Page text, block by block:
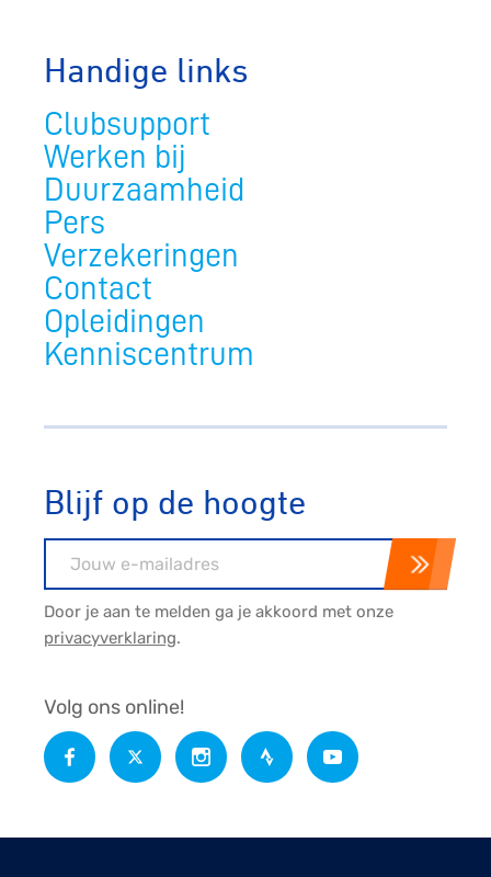
Handige links
Clubsupport
Werken bij
Duurzaamheid
Pers
Verzekeringen
Contact
Opleidingen
Kenniscentrum
Blijf op de hoogte
Door je aan te melden ga je akkoord met onze
privacyverklaring.
Volg ons online!